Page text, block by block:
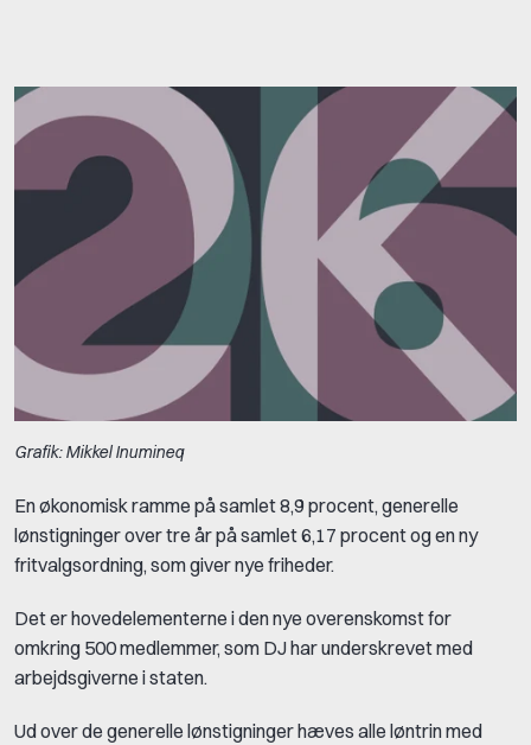
Grafik: Mikkel Inumineq
En økonomisk ramme på samlet 8,9 procent, generelle
lønstigninger over tre år på samlet 6,17 procent og en ny
fritvalgsordning, som giver nye friheder.
Det er hovedelementerne i den nye overenskomst for
omkring 500 medlemmer, som DJ har underskrevet med
arbejdsgiverne i staten.
Ud over de generelle lønstigninger hæves alle løntrin med